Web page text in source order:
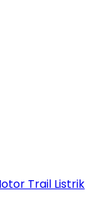
Trail Listrik